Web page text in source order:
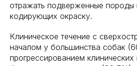
отражать подверженные породы
кодирующих окраску.
Клиническое течение с
началом у большинства собак
прогрессированием клинических